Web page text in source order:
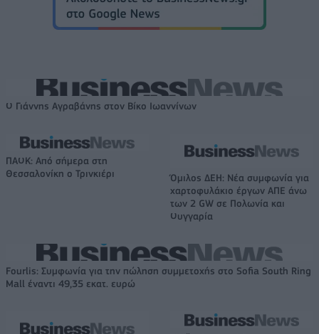
Ο Γιάννης Αγραβάνης στον Βίκο Ιωαννίνων
ΠΑΟΚ: Από σήμερα στη
Θεσσαλονίκη ο Τρινκιέρι
Όμιλος ΔΕΗ: Νέα συμφωνία για
χαρτοφυλάκιο έργων ΑΠΕ άνω
των 2 GW σε Πολωνία και
Ουγγαρία
Fourlis: Συμφωνία για την πώληση συμμετοχής στο Sofia South Ring
Mall έναντι 49,35 εκατ. ευρώ